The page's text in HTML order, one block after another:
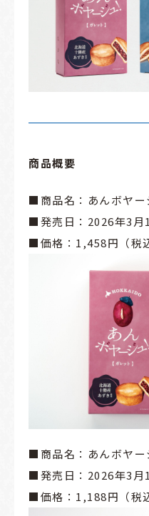
商品概要
■商品名：あんボヤ
■発売日：2026年3月1
■価格：1,458円（税
■商品名：あんボヤ
■発売日：2026年3月1
■価格：1,188円（税